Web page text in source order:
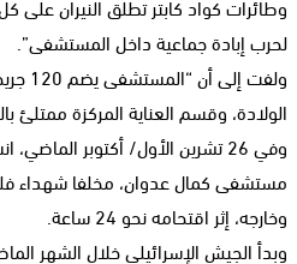
لحرب إبادة جماعية داخل المستشفى”.
الولادة، وقسم العناية المركزة ممتلئ
وفي 26 تشرين الأول/ أكتوبر
مستشفى كمال عدوان، مخلفا شهداء
وخارجه، إثر اقتحامه نحو 24 ساعة.
وبدأ الجيش الإسرائيلي خلال الشهر